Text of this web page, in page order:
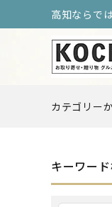
高知ならで
カテゴリー
〜3,999
キーワー